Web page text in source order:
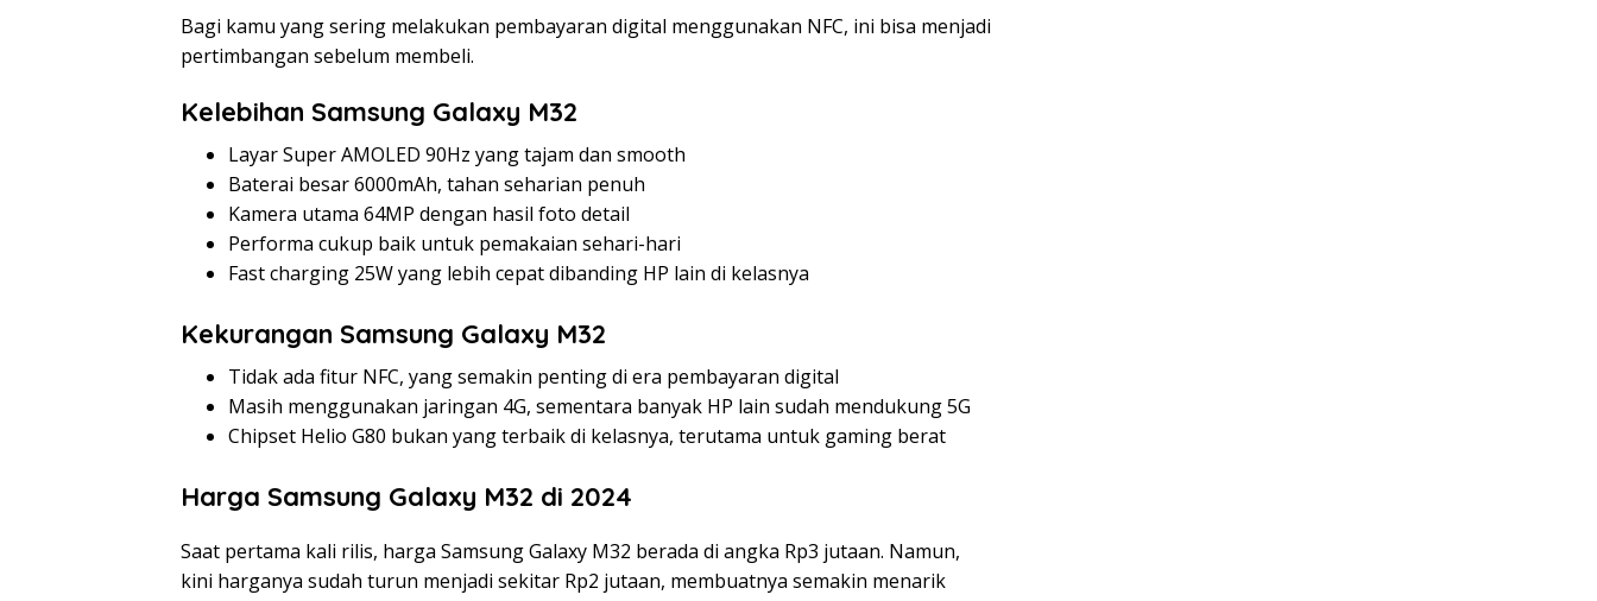
Bagi kamu yang sering melakukan pembayaran digital menggunakan NFC, ini bisa menjadi
pertimbangan sebelum membeli.
Kelebihan Samsung Galaxy M32
Layar Super AMOLED 90Hz yang tajam dan smooth
Baterai besar 6000mAh, tahan seharian penuh
Kamera utama 64MP dengan hasil foto detail
Performa cukup baik untuk pemakaian sehari-hari
Fast charging 25W yang lebih cepat dibanding HP lain di kelasnya
Kekurangan Samsung Galaxy M32
Tidak ada fitur NFC, yang semakin penting di era pembayaran digital
Masih menggunakan jaringan 4G, sementara banyak HP lain sudah mendukung 5G
Chipset Helio G80 bukan yang terbaik di kelasnya, terutama untuk gaming berat
Harga Samsung Galaxy M32 di 2024
Saat pertama kali rilis, harga Samsung Galaxy M32 berada di angka Rp3 jutaan. Namun,
kini harganya sudah turun menjadi sekitar Rp2 jutaan, membuatnya semakin menarik